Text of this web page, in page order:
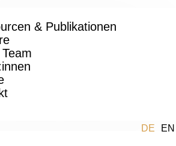
& Publikationen
EN
DE